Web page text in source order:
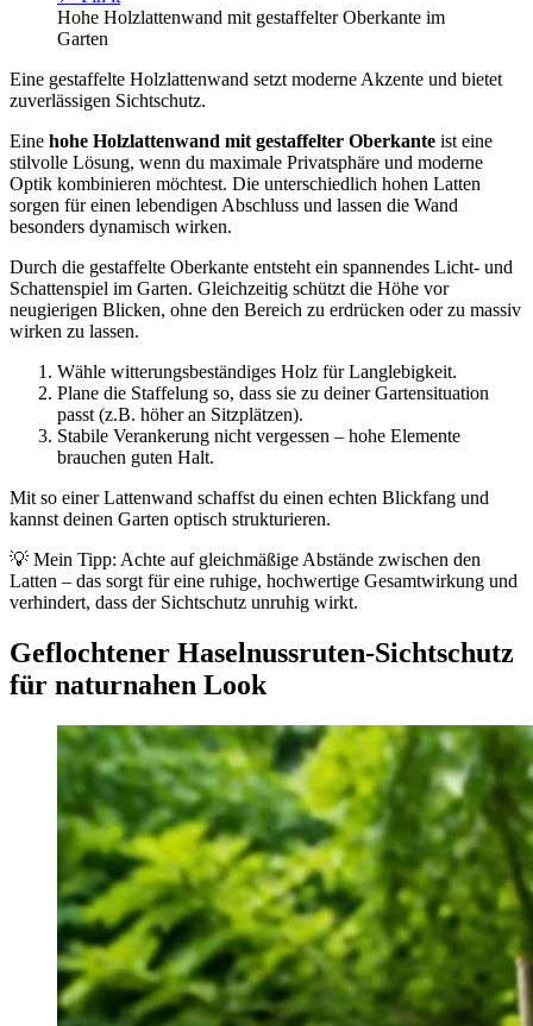
Hohe Holzlattenwand mit gestaffelter Oberkante im
Garten
Eine gestaffelte Holzlattenwand setzt moderne Akzente und bietet
zuverlässigen Sichtschutz.
Eine hohe Holzlattenwand mit gestaffelter Oberkante ist eine
stilvolle Lösung, wenn du maximale Privatsphäre und moderne
Optik kombinieren möchtest. Die unterschiedlich hohen Latten
sorgen für einen lebendigen Abschluss und lassen die Wand
besonders dynamisch wirken.
Durch die gestaffelte Oberkante entsteht ein spannendes Licht- und
Schattenspiel im Garten. Gleichzeitig schützt die Höhe vor
neugierigen Blicken, ohne den Bereich zu erdrücken oder zu massiv
wirken zu lassen.
Wähle witterungsbeständiges Holz für Langlebigkeit.
Plane die Staffelung so, dass sie zu deiner Gartensituation
passt (z.B. höher an Sitzplätzen).
Stabile Verankerung nicht vergessen – hohe Elemente
brauchen guten Halt.
Mit so einer Lattenwand schaffst du einen echten Blickfang und
kannst deinen Garten optisch strukturieren.
💡 Mein Tipp: Achte auf gleichmäßige Abstände zwischen den
Latten – das sorgt für eine ruhige, hochwertige Gesamtwirkung und
verhindert, dass der Sichtschutz unruhig wirkt.
Geflochtener Haselnussruten-Sichtschutz
für naturnahen Look